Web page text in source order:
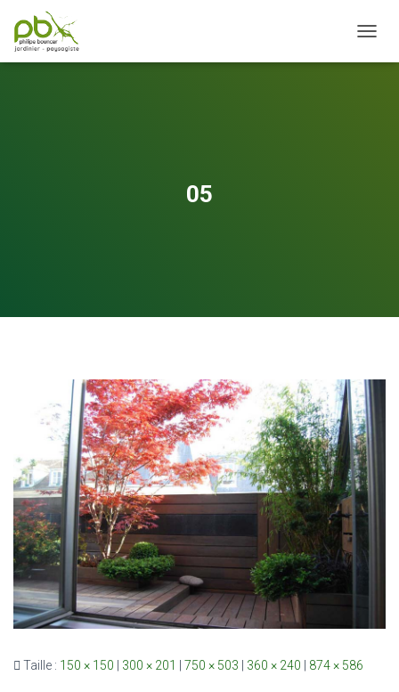
05
Taille : 150 × 150 300 × 201 750 × 503 360 × 240 874 × 586